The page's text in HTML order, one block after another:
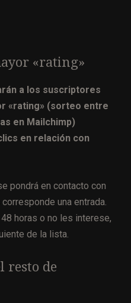
«rating»
a los suscriptores
«rating» (sorteo entre
en Mailchimp)
en relación con
pondrá en contacto con
una entrada.
horas o no les interese,
de la lista.
resto de